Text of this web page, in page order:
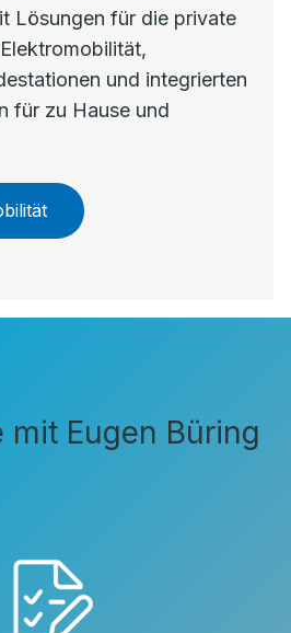
Lösungen für die private
und integrierten
für zu Hause und
mit Eugen Büring